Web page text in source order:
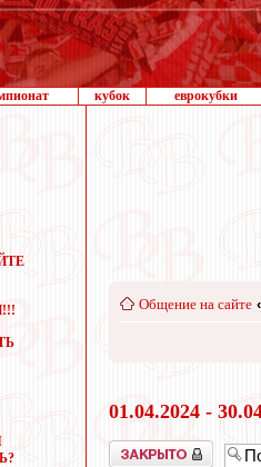
кубок еврокубки
Общение на сайте ‹
01.04.2024 -
Закрыто